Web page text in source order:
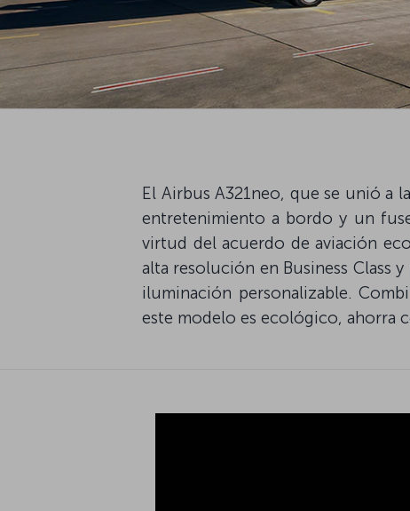
El Airbus A321neo, que se unió a
entretenimiento a bordo y un
virtud del acuerdo de aviación
alta resolución en Business Class
iluminación personalizable.
este modelo es ecológico, ahorra